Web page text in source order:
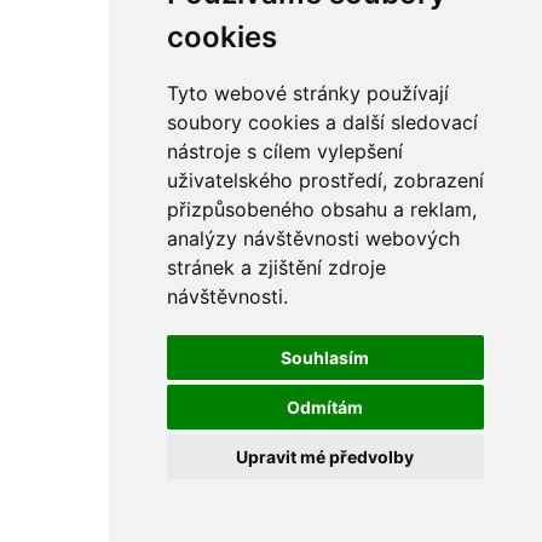
cookies
Tyto webové stránky používají
soubory cookies a další sledovací
nástroje s cílem vylepšení
uživatelského prostředí, zobrazení
přizpůsobeného obsahu a reklam,
analýzy návštěvnosti webových
stránek a zjištění zdroje
návštěvnosti.
Souhlasím
Odmítám
Upravit mé předvolby